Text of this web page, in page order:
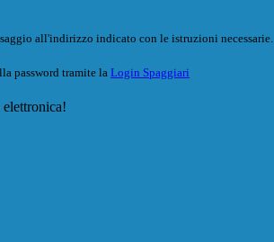
all'indirizzo indicato con le istruzioni necessarie.
password tramite la Login Spaggiari